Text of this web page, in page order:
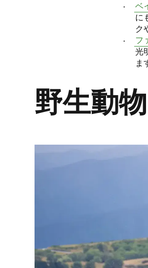
ベ
に
ク
フ
光
ま
野生動